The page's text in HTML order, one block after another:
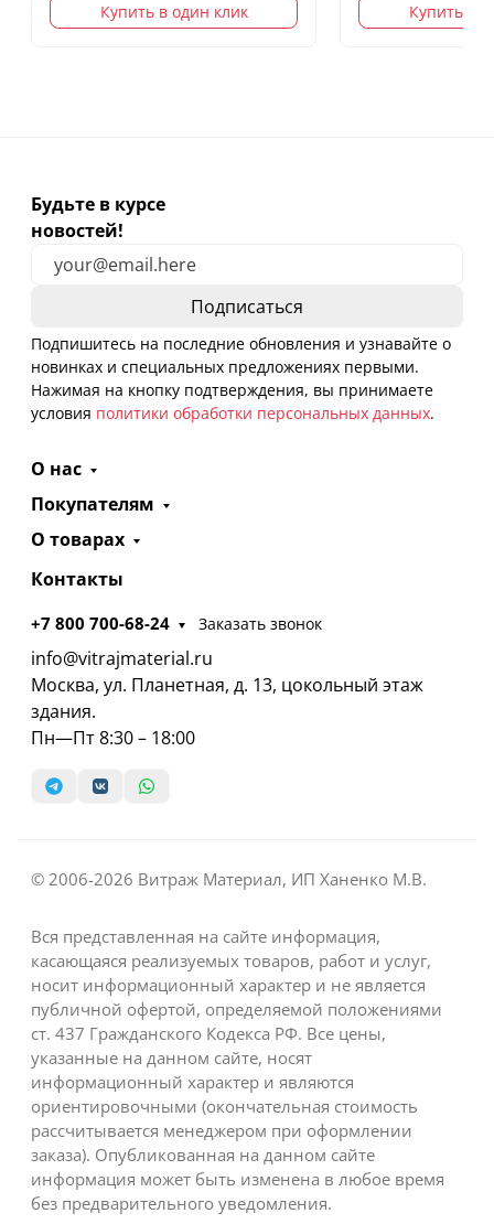
Купить в один клик Купить в
Будьте в курсе
новостей!
Подпишитесь на последние обновления и узнавайте о
новинках и специальных предложениях первыми.
Нажимая на кнопку подтверждения, вы принимаете
условия политики обработки персональных данных.
О нас
Покупателям
О товарах
Контакты
+7 800 700-68-24 Заказать звонок
info@vitrajmaterial.ru
Москва, ул. Планетная, д. 13, цокольный этаж
здания.
Пн—Пт 8:30 – 18:00
© 2006-2026 Витраж Материал, ИП Ханенко М.В.
Вся представленная на сайте информация,
касающаяся реализуемых товаров, работ и услуг,
носит информационный характер и не является
публичной офертой, определяемой положениями
ст. 437 Гражданского Кодекса РФ. Все цены,
указанные на данном сайте, носят
информационный характер и являются
ориентировочными (окончательная стоимость
рассчитывается менеджером при оформлении
заказа). Опубликованная на данном сайте
информация может быть изменена в любое время
без предварительного уведомления.